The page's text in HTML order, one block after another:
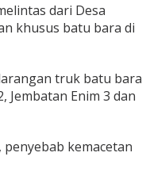
dari Desa
khusus batu bara di
truk batu bara
Jembatan Enim 3 dan
kemacetan